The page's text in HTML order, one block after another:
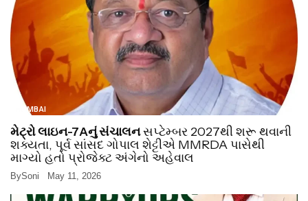
MUMBAI
મેટ્રો લાઇન-7Aનું સંચાલનસપ્ટેમ્બર 2027થી શરૂ થવાની
શક્યતા, પૂર્વ સાંસદ ગોપાલ શેટ્ટીએ MMRDA પાસેથી
માગ્યો હતો પ્રોજેક્ટ અંગેનો અહેવાલ
BySoni May 11, 2026